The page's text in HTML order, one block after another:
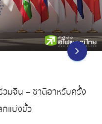
วมจีน – ชาติอาหรับครั้ง
แบ่งขั้ว